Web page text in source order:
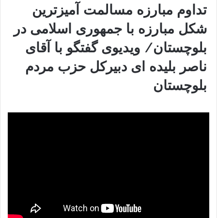
تداوم مبارزه مسالمت آمیزترین
شکل مبارزه با جمهوری اسلامی در
بلوچستان/ ویدیوی گفتگو با آقای
ناصر بلیده ای دبیرکل حزب مردم
بلوچستان